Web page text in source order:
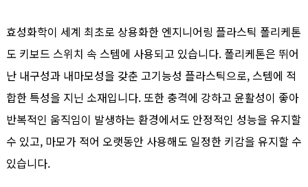
효성화학이 세계 최초로 상용화한 엔지니어링 플라스틱 폴리케톤
도 키보드 스위치 속 스템에 사용되고 있습니다. 폴리케톤은 뛰어
난 내구성과 내마모성을 갖춘 고기능성 플라스틱으로, 스템에 적
합한 특성을 지닌 소재입니다. 또한 충격에 강하고 윤활성이 좋아
반복적인 움직임이 발생하는 환경에서도 안정적인 성능을 유지할
수 있고, 마모가 적어 오랫동안 사용해도 일정한 키감을 유지할 수
있습니다.